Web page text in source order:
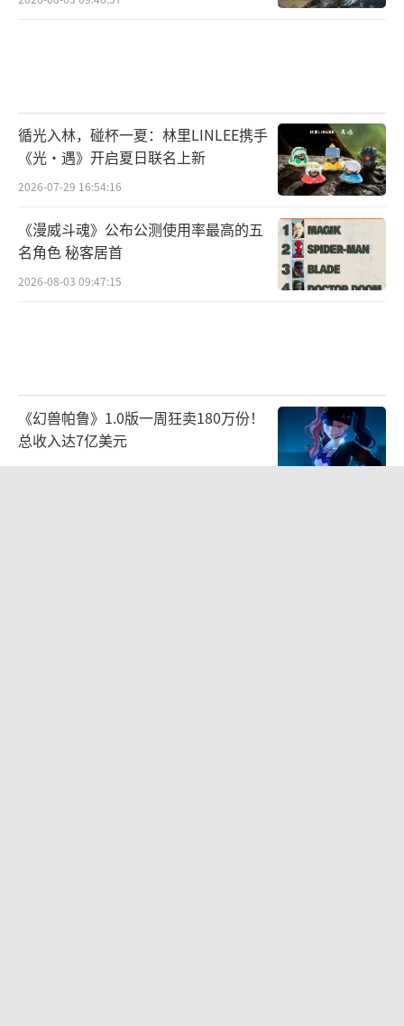
循光入林，碰杯一夏：林里LINLEE携手
《光·遇》开启夏日联名上新
2026-07-29 16:54:16
《漫威斗魂》公布公测使用率最高的五
名角色 秘客居首
2026-08-03 09:47:15
《幻兽帕鲁》1.0版一周狂卖180万份！
总收入达7亿美元
2026-07-22 10:34:34